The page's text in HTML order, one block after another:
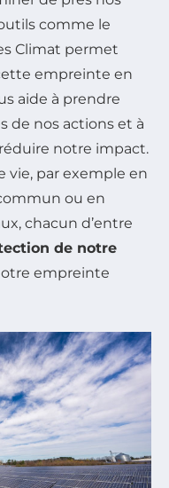
comme le
Climat permet
empreinte en
aide à prendre
de nos actions et à
notre impact.
vie, par exemple en
ou en
chacun d’entre
de notre
empreinte